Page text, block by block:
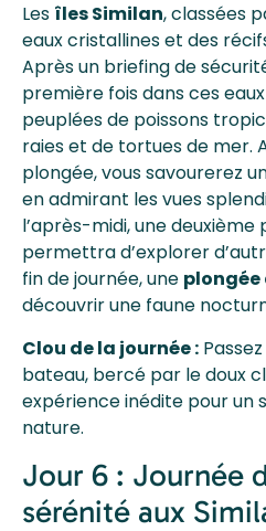
Les îles Similan, classées
eaux cristallines et des
Après un briefing de
première fois dans ces
peuplées de poissons
raies et de tortues de mer.
plongée, vous savourerez
en admirant les vues
l’après-midi, une deuxième
permettra d’explorer
fin de journée, une plongée
découvrir une faune
Clou de la journée :
bateau, bercé par le doux
expérience inédite pour un
nature.
Jour 6 : Journée
sérénité aux